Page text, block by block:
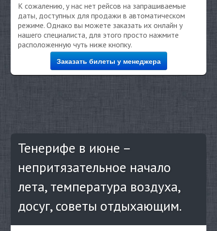
К сожалению, у нас нет рейсов на запрашиваемые
даты, доступных для продажи в автоматическом
режиме. Однако вы можете заказать их онлайн у
нашего специалиста, для этого просто нажмите
расположенную чуть ниже кнопку.
Заказать билеты у менеджера
Тенерифе в июне –
непритязательное начало
лета, температура воздуха,
досуг, советы отдыхающим.